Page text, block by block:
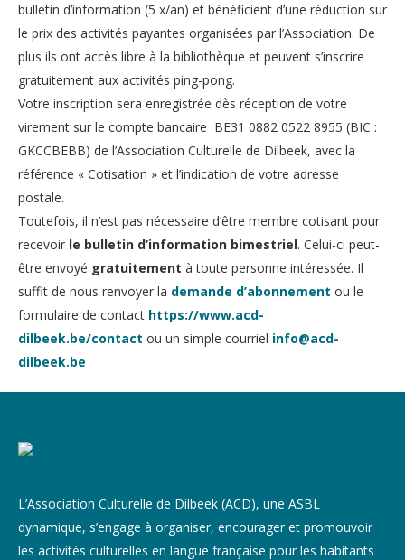
bulletin d’information (5 x/an) et bénéficient d’une réduction sur
le prix des activités payantes organisées par l’Association. De
plus ils ont accès libre à la bibliothèque et peuvent s’inscrire
gratuitement aux activités ping-pong.
Votre inscription sera enregistrée dès réception de votre
virement sur le compte bancaire BE31 0882 0522 8955 (BIC :
GKCCBEBB) de l’Association Culturelle de Dilbeek, avec la
référence « Cotisation » et l’indication de votre adresse
postale.
Toutefois, il n’est pas nécessaire d’être membre cotisant pour
recevoir le bulletin d’information bimestriel. Celui-ci peut-
être envoyé gratuitement à toute personne intéressée. Il
suffit de nous renvoyer la demande d’abonnement ou le
formulaire de contact https://www.acd-
dilbeek.be/contact ou un simple courriel info@acd-
dilbeek.be
L’Association Culturelle de Dilbeek (ACD), une ASBL
dynamique, s’engage à organiser, encourager et promouvoir
les activités culturelles en langue française pour les habitants